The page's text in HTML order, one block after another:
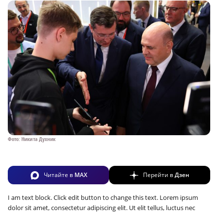
Фото: Никита Духник
Читайте в MAX Перейти вДзен
I am text block. Click edit button to change this text. Lorem ipsum
dolor sit amet, consectetur adipiscing elit. Ut elit tellus, luctus nec